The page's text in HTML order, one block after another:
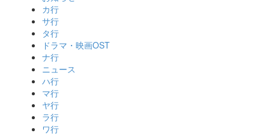
カ行
サ行
タ行
ドラマ・映画OST
ナ行
ニュース
ハ行
マ行
ヤ行
ラ行
ワ行